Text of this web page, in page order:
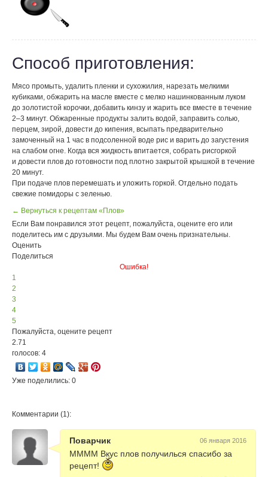
Способ приготовления:
Мясо промыть, удалить пленки и сухожилия, нарезать мелкими
кубиками, обжарить на масле вместе с мелко нашинкованным луком
до золотистой корочки, добавить кинзу и жарить все вместе в течение
2–3 минут. Обжаренные продукты залить водой, заправить солью,
перцем, зирой, довести до кипения, всыпать предварительно
замоченный на 1 час в подсоленной воде рис и варить до загустения
на слабом огне. Когда вся жидкость впитается, собрать рисгоркой
и довести плов до готовности под плотно закрытой крышкой в течение
20 минут.
При подаче плов перемешать и уложить горкой. Отдельно подать
свежие помидоры с зеленью.
← Вернуться к рецептам «Плов»
Если Вам понравился этот рецепт, пожалуйста, оцените его или
поделитесь им с друзьями. Мы будем Вам очень признательны.
Оценить
Поделиться
Ошибка!
1
2
3
4
5
Пожалуйста, оцените рецепт
2.71
голосов: 4
Уже поделились: 0
Комментарии (1):
Поварчик 06 января 2016
ММММ Вкус плов получилься спасибо за
рецепт!